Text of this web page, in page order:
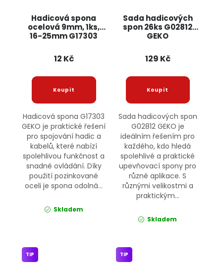
Hadicová spona
ocelová 9mm, 1ks,
16-25mm G17303
12 Kč
Hadicová spona G17303
GEKO je praktické řešení
pro spojování hadic a
kabelů, které nabízí
spolehlivou funkčnost a
snadné ovládání. Díky
použití pozinkované
oceli je spona odolná...
Skladem
Sada hadicových
spon 26ks G02812
GEKO
129 Kč
Sada hadicových spon
G02812 GEKO je
ideálním řešením pro
každého, kdo hledá
spolehlivé a praktické
upevňovací spony pro
různé aplikace. S
různými velikostmi a
praktickým...
Skladem
TIP TIP